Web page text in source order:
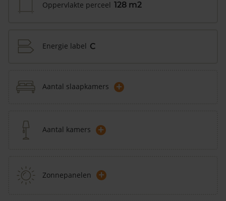
Oppervlakte perceel 128 m2
Energie label C
Aantal slaapkamers +
Aantal kamers +
Zonnepanelen +